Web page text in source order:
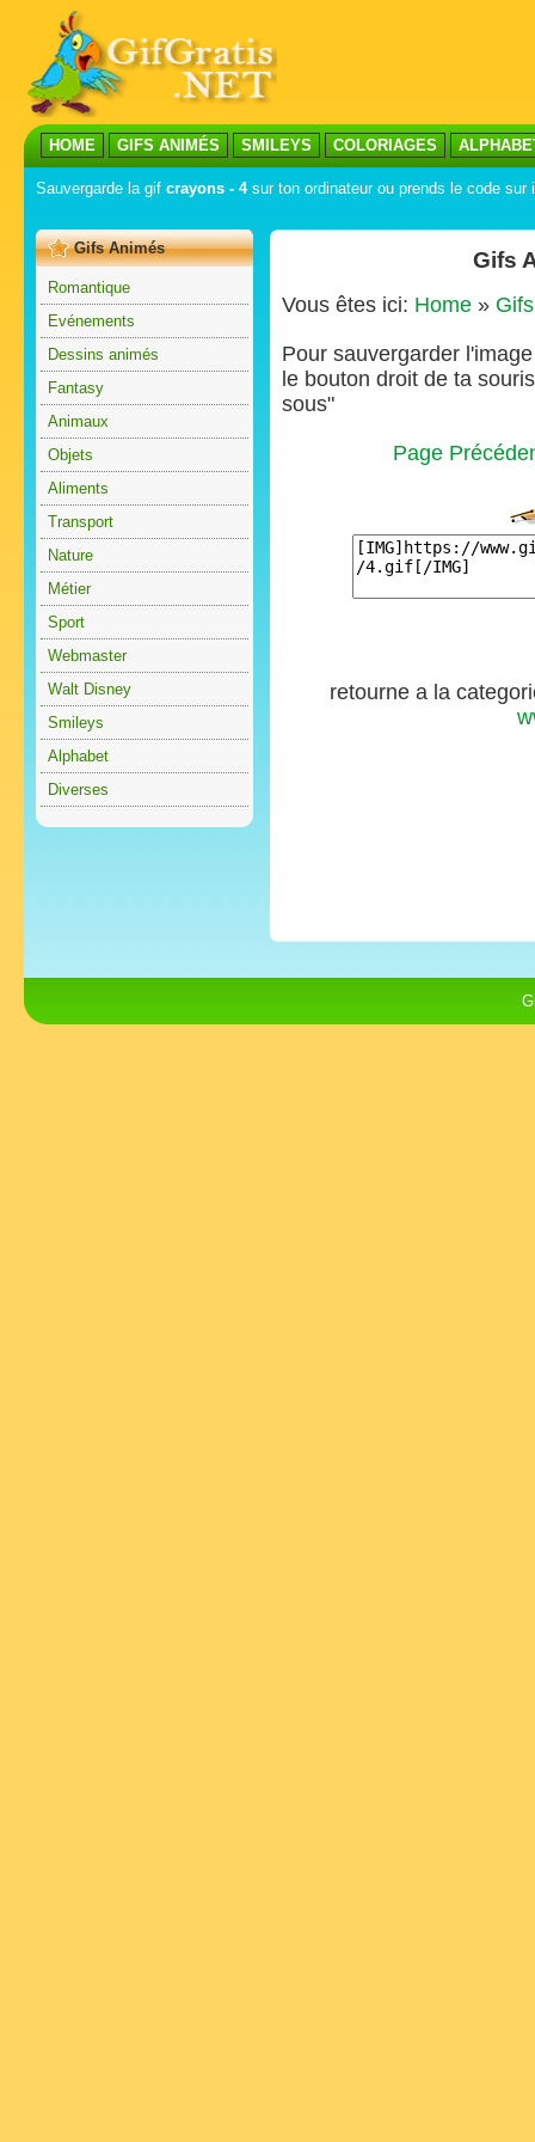
HOME GIFS ANIMÉS SMILEYS COLORIAGES
Sauvergarde la gif crayons - 4sur ton ordinateur ou prends le code sur
Gifs Animés
Romantique
Evénements
Dessins animés
Fantasy
Animaux
Objets
Aliments
Transport
Nature
Métier
Sport
Webmaster
Walt Disney
Smileys
Alphabet
Diverses
Gifs
Vous êtes ici: Home »
Pour sauvergarder
le bouton droit de ta
sous"
Page
retourne a la